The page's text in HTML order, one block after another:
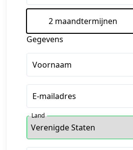
2 maandtermijnen
Gegevens
Voornaam
E-mailadres
Land